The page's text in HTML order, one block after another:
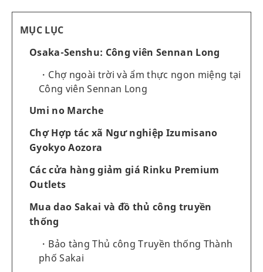
MỤC LỤC
Osaka-Senshu: Công viên Sennan Long
Chợ ngoài trời và ẩm thực ngon miệng tại
Công viên Sennan Long
Umi no Marche
Chợ Hợp tác xã Ngư nghiệp Izumisano
Gyokyo Aozora
Các cửa hàng giảm giá Rinku Premium
Outlets
Mua dao Sakai và đồ thủ công truyền
thống
Bảo tàng Thủ công Truyền thống Thành
phố Sakai